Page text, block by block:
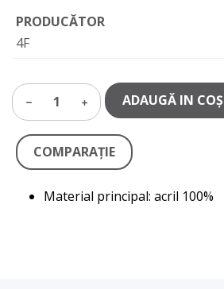
PRODUCĂTOR
4F
1 ADAUGĂ IN COŞ
COMPARAŢIE
Material principal: acril 100%